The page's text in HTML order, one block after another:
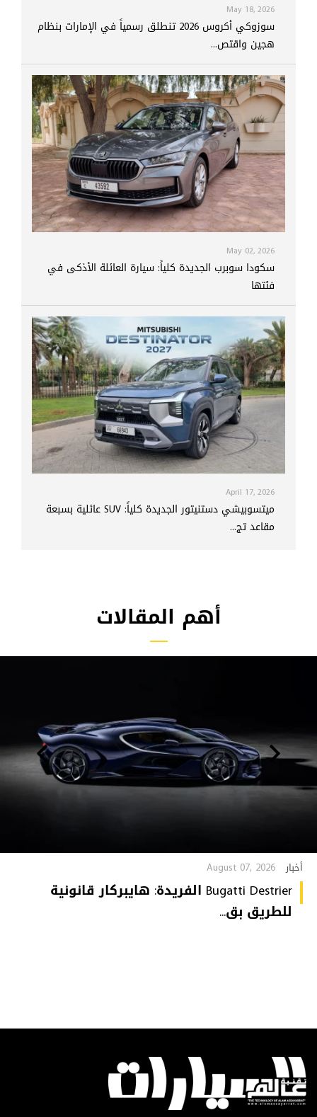
May 18, 2026
سوزوكي أكروس 2026 تنطلق رسمياً في الإمارات بنظام
هجين واقتص...
May 02, 2026
سكودا سوبرب الجديدة كلياً: سيارة العائلة الأذكى في
فئتها
April 17, 2026
ميتسوبيشي دستنيتور الجديدة كلياً: SUV عائلية بسبعة
مقاعد تج...
أهم المقالات
أخبار August 07, 2026
Bugatti Destrier الفريدة: هايبركار قانونية
للطريق بق...